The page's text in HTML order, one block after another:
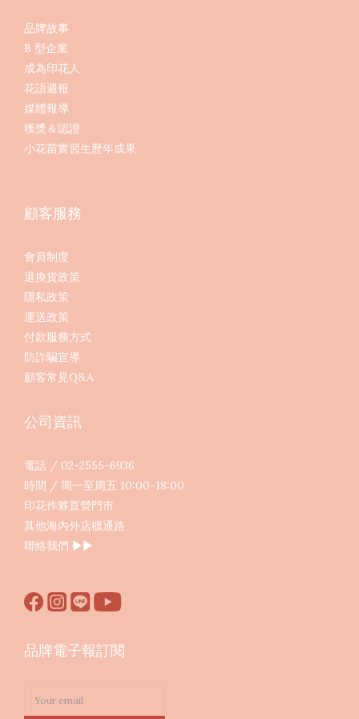
品牌故事
B 型企業
成為印花人
花語週報
媒體報導
獲獎＆認證
小花苗實習生歷年成果
顧客服務
會員制度
退換貨政策
隱私政策
運送政策
付款服務方式
防詐騙宣導
顧客常見Q&A
公司資訊
電話 / 02-2555-6936
時間 / 周一至周五 10:00-18:00
印花作夥直營門市
其他海內外店櫃通路
聯絡我們 ▶︎▶︎
品牌電子報訂閱